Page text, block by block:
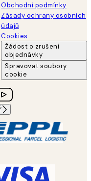
Obchodní podmínky
Zásady ochrany osobních
údajů
Cookies
Žádost o zrušení
objednávky
Spravovat soubory
cookie